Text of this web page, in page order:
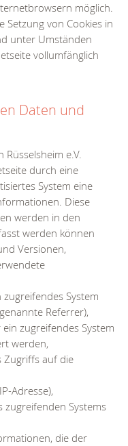
möglich.
Setzung von Cookies in
unter Umständen
vollumfänglich
Daten und
e.V.
durch eine
System eine
Diese
werden in den
werden können
Versionen,
System
Referrer),
zugreifendes System
werden,
Zugriffs auf die
Adresse),
zugreifenden Systems
die der